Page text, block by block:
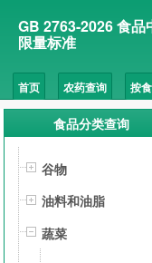
GB 2763-2026 食品
限量标准
首页 农药查询 按
食品分类查询
谷物
油料和油脂
蔬菜